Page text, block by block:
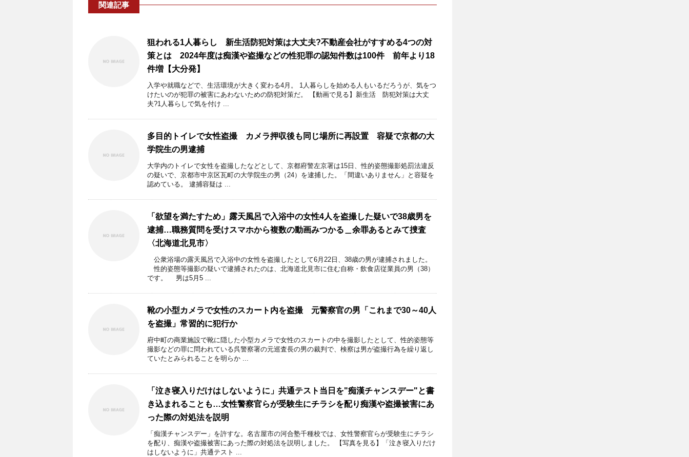
関連記事
狙われる1人暮らし 新生活防犯対策は大丈夫?不動産会社がすすめる4つの対
策とは 2024年度は痴漢や盗撮などの性犯罪の認知件数は100件 前年より18
件増【大分発】
入学や就職などで、生活環境が大きく変わる4月。 1人暮らしを始める人もいるだろうが、気をつ
けたいのが犯罪の被害にあわないための防犯対策だ。 【動画で見る】新生活 防犯対策は大丈
夫?1人暮らしで気を付け ...
多目的トイレで女性盗撮 カメラ押収後も同じ場所に再設置 容疑で京都の大
学院生の男逮捕
大学内のトイレで女性を盗撮したなどとして、京都府警左京署は15日、性的姿態撮影処罰法違反
の疑いで、京都市中京区瓦町の大学院生の男（24）を逮捕した。「間違いありません」と容疑を
認めている。 逮捕容疑は ...
「欲望を満たすため」露天風呂で入浴中の女性4人を盗撮した疑いで38歳男を
逮捕…職務質問を受けスマホから複数の動画みつかる＿余罪あるとみて捜査
〈北海道北見市〉
公衆浴場の露天風呂で入浴中の女性を盗撮したとして6月22日、38歳の男が逮捕されました。
性的姿態等撮影の疑いで逮捕されたのは、北海道北見市に住む自称・飲食店従業員の男（38）
です。 男は5月5 ...
靴の小型カメラで女性のスカート内を盗撮 元警察官の男「これまで30～40人
を盗撮」常習的に犯行か
府中町の商業施設で靴に隠した小型カメラで女性のスカートの中を撮影したとして、性的姿態等
撮影などの罪に問われている呉警察署の元巡査長の男の裁判で、検察は男が盗撮行為を繰り返し
ていたとみられることを明らか ...
「泣き寝入りだけはしないように」共通テスト当日を"痴漢チャンスデー"と書
き込まれることも…女性警察官らが受験生にチラシを配り痴漢や盗撮被害にあ
った際の対処法を説明
「痴漢チャンスデー」を許すな。名古屋市の河合塾千種校では、女性警察官らが受験生にチラシ
を配り、痴漢や盗撮被害にあった際の対処法を説明しました。 【写真を見る】「泣き寝入りだけ
はしないように」共通テスト ...